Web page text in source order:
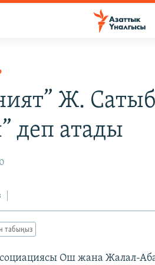
Ж.
деп атады
табыңыз
Ош жана Жалал-